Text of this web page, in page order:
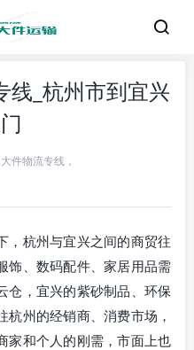
线_杭州市到宜兴
件物流专线 ，
，杭州与宜兴之间的商贸往
饰、数码配件、家居用品需
仓，宜兴的紫砂制品、环保
州的经销商、消费市场，
家和个人的刚需，市面上也